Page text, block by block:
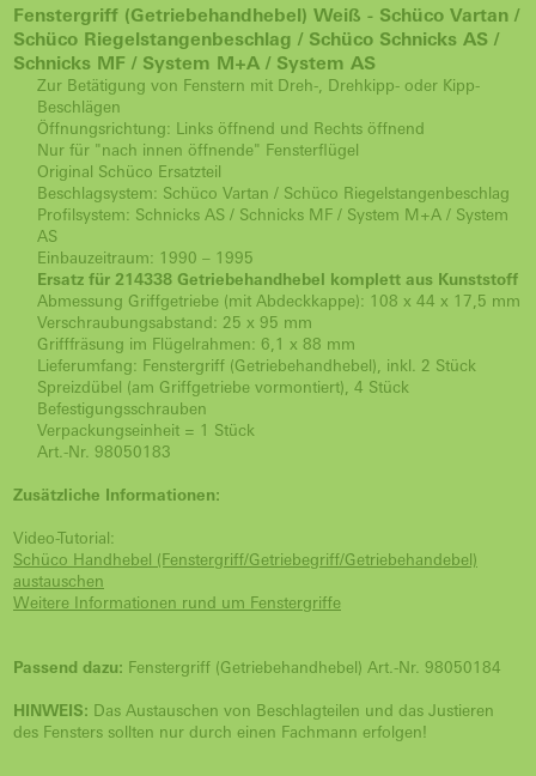
Fenstergriff (Getriebehandhebel) Weiß - Schüco Vartan /
Schüco Riegelstangenbeschlag / Schüco Schnicks AS /
Schnicks MF / System M+A / System AS
Zur Betätigung von Fenstern mit Dreh-, Drehkipp- oder Kipp-
Beschlägen
Öffnungsrichtung: Links öffnend und Rechts öffnend
Nur für "nach innen öffnende" Fensterflügel
Original Schüco Ersatzteil
Beschlagsystem: Schüco Vartan / Schüco Riegelstangenbeschlag
Profilsystem: Schnicks AS / Schnicks MF / System M+A / System
AS
Einbauzeitraum: 1990 – 1995
Ersatz für 214338 Getriebehandhebel komplett aus Kunststoff
Abmessung Griffgetriebe (mit Abdeckkappe): 108 x 44 x 17,5 mm
Verschraubungsabstand: 25 x 95 mm
Grifffräsung im Flügelrahmen: 6,1 x 88 mm
Lieferumfang: Fenstergriff (Getriebehandhebel), inkl. 2 Stück
Spreizdübel (am Griffgetriebe vormontiert), 4 Stück
Befestigungsschrauben
Verpackungseinheit = 1 Stück
Art.-Nr. 98050183
Zusätzliche Informationen:
Video-Tutorial:
Schüco Handhebel (Fenstergriff/Getriebegriff/Getriebehandebel)
austauschen
Weitere Informationen rund um Fenstergriffe
Passend dazu: Fenstergriff (Getriebehandhebel) Art.-Nr. 98050184
HINWEIS: Das Austauschen von Beschlagteilen und das Justieren
des Fensters sollten nur durch einen Fachmann erfolgen!